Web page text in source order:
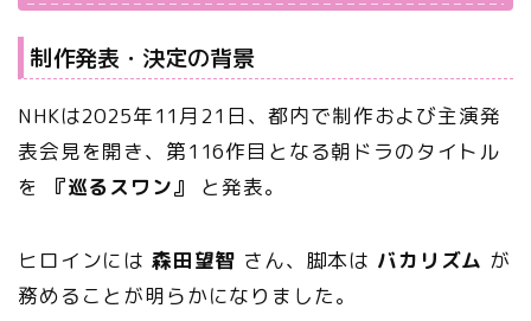
制作発表・決定の背景
NHKは2025年11月21日、都内で制作および主演発
表会見を開き、第116作目となる朝ドラのタイトル
を
『巡るスワン』 と発表。
ヒロインには 森田望智 さん、脚本は バカリズム が
務めることが明らかになりました。